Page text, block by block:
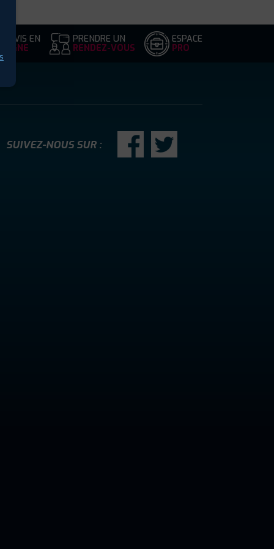
DEVIS EN
LIGNE
PRENDRE UN
RENDEZ-VOUS
ESPACE
PRO
SUIVEZ-NOUS SUR :